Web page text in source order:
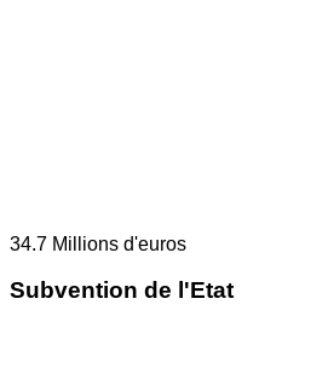
34.7 Millions d'euros
Subvention de l'Etat